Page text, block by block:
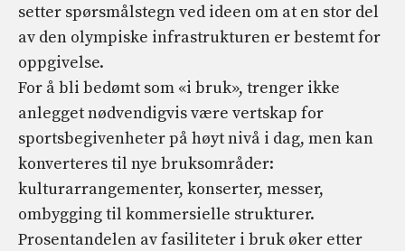
setter spørsmålstegn ved ideen om at en stor del
av den olympiske infrastrukturen er bestemt for
oppgivelse.
For å bli bedømt som «i bruk», trenger ikke
anlegget nødvendigvis være vertskap for
sportsbegivenheter på høyt nivå i dag, men kan
konverteres til nye bruksområder:
kulturarrangementer, konserter, messer,
ombygging til kommersielle strukturer.
Prosentandelen av fasiliteter i bruk øker etter